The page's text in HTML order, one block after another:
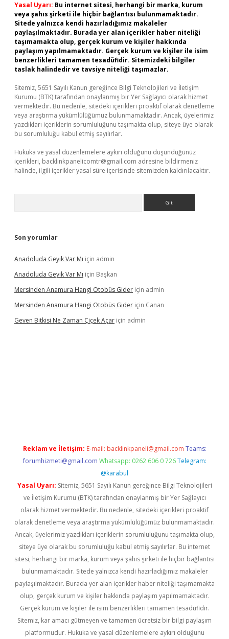
Yasal Uyarı: Bu internet sitesi, herhangi bir marka, kurum
veya şahıs şirketi ile hiçbir bağlantısı bulunmamaktadır.
Sitede yalnızca kendi hazırladığımız makaleler
paylaşılmaktadır. Burada yer alan içerikler haber niteliği
taşımamakta olup, gerçek kurum ve kişiler hakkında
paylaşım yapılmamaktadır. Gerçek kurum ve kişiler ile isim
benzerlikleri tamamen tesadüfidir. Sitemizdeki bilgiler
taslak halindedir ve tavsiye niteliği taşımazlar.
Sitemiz, 5651 Sayılı Kanun gereğince Bilgi Teknolojileri ve İletişim
Kurumu (BTK) tarafından onaylanmış bir Yer Sağlayıcı olarak hizmet
vermektedir. Bu nedenle, sitedeki içerikleri proaktif olarak denetleme
veya araştırma yükümlülüğümüz bulunmamaktadır. Ancak, üyelerimiz
yazdıkları içeriklerin sorumluluğunu taşımakta olup, siteye üye olarak
bu sorumluluğu kabul etmiş sayılırlar.
Hukuka ve yasal düzenlemelere aykırı olduğunu düşündüğünüz
içerikleri, backlinkpanelicomtr@gmail.com adresine bildirmeniz
halinde, ilgili içerikler yasal süre içerisinde sitemizden kaldırılacaktır.
Son yorumlar
Anadoluda Geyik Var Mı için admin
Anadoluda Geyik Var Mı için Başkan
Mersinden Anamura Hangi Otobüs Gider için admin
Mersinden Anamura Hangi Otobüs Gider için Canan
Geven Bitkisi Ne Zaman Çiçek Açar için admin
Reklam ve İletişim: E-mail: backlinkpaneli@gmail.com Teams:
forumhizmeti@gmail.com Whatsapp: 0262 606 0 726 Telegram:
@karabul
Yasal Uyarı: Sitemiz, 5651 Sayılı Kanun gereğince Bilgi Teknolojileri
ve İletişim Kurumu (BTK) tarafından onaylanmış bir Yer Sağlayıcı
olarak hizmet vermektedir. Bu nedenle, sitedeki içerikleri proaktif
olarak denetleme veya araştırma yükümlülüğümüz bulunmamaktadır.
Ancak, üyelerimiz yazdıkları içeriklerin sorumluluğunu taşımakta olup,
siteye üye olarak bu sorumluluğu kabul etmiş sayılırlar. Bu internet
sitesi, herhangi bir marka, kurum veya şahıs şirketi ile hiçbir bağlantısı
bulunmamaktadır. Sitede yalnızca kendi hazırladığımız makaleler
paylaşılmaktadır. Burada yer alan içerikler haber niteliği taşımamakta
olup, gerçek kurum ve kişiler hakkında paylaşım yapılmamaktadır.
Gerçek kurum ve kişiler ile isim benzerlikleri tamamen tesadüfidir.
Sitemiz, kar amacı gütmeyen ve tamamen ücretsiz bir bilgi paylaşım
platformudur. Hukuka ve yasal düzenlemelere aykırı olduğunu